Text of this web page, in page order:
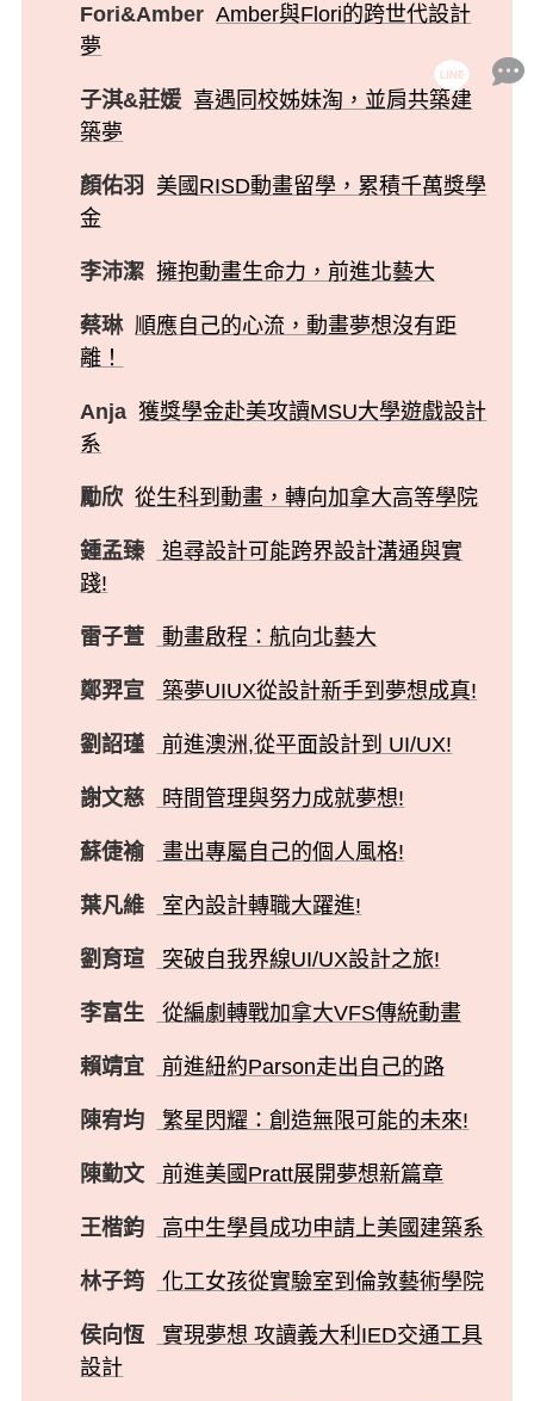
Fori&Amber Amber與Flori的跨世代設計
夢
子淇&莊媛 喜遇同校姊妹淘，並肩共築建
築夢
顏佑羽
美國RISD動畫留學，累積千萬獎學
金
李沛潔 擁抱動畫生命力，前進北藝大
蔡琳 順應自己的心流，動畫夢想沒有距
離！
Anja 獲獎學金赴美攻讀MSU大學遊戲設計
系
勵欣 從生科到動畫，轉向加拿大高等學院
鍾孟臻
追尋設計可能跨界設計溝通與實
踐!
雷子萱 動畫啟程：航向北藝大
鄭羿宣 築夢UIUX從設計新手到夢想成真!
劉詔瑾 前進澳洲,從平面設計到 UI/UX!
謝文慈 時間管理與努力成就夢想!
蘇倢褕 畫出專屬自己的個人風格!
葉凡維 室內設計轉職大躍進!
劉育瑄 突破自我界線UI/UX設計之旅!
李富生 從編劇轉戰加拿大VFS傳統動畫
賴靖宜 前進紐約Parson走出自己的路
陳宥均 繁星閃耀：創造無限可能的未來!
陳勤文 前進美國Pratt展開夢想新篇章
王楷鈞 高中生學員成功申請上美國建築系
林子筠 化工女孩從實驗室到倫敦藝術學院
侯向恆
實現夢想 攻讀義大利IED交通工具
設計